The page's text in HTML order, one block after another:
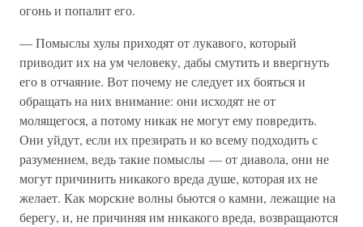
огонь и попалит его.
— Помыслы хулы приходят от лукавого, который
приводит их на ум человеку, дабы смутить и ввергнуть
его в отчаяние. Вот почему не следует их бояться и
обращать на них внимание: они исходят не от
молящегося, а потому никак не могут ему повредить.
Они уйдут, если их презирать и ко всему подходить с
разумением, ведь такие помыслы — от диавола, они не
могут причинить никакого вреда душе, которая их не
желает. Как морские волны бьются о камни, лежащие на
берегу, и, не причиняя им никакого вреда, возвращаются